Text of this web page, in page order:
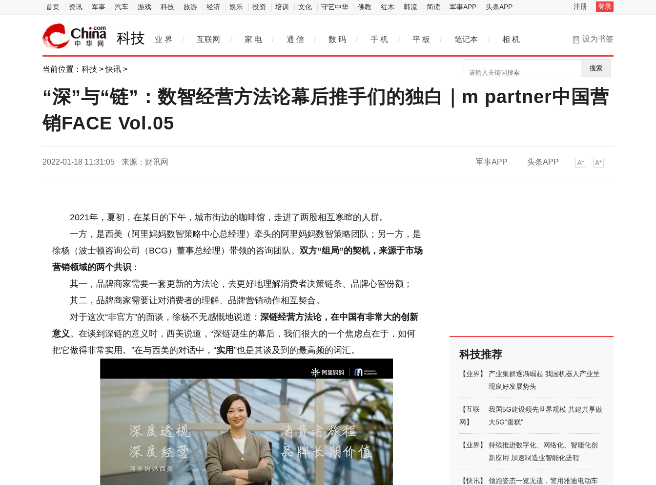
首页 资讯 军事 汽车 游戏 科技 旅游 经济 娱乐 投资 培训 文化 守艺中华 佛教 红木 韩流 简读 军事APP 头条APP 注册 登录
科技 设为书签
业 界 / 互联网 / 家 电 / 通 信 / 数 码 / 手 机 / 平 板 / 笔记本 / 相 机
当前位置： 科技 >快讯 > 搜索
“深”与“链”：数智经营方法论幕后推手们的独白｜m partner中国营
销FACE Vol.05
2022-01-18 11:31:05 来源：财讯网 军事APP 头条APP
2021年，夏初，在某日的下午，城市街边的咖啡馆，走进了两股相互寒暄的人群。
一方，是西美（阿里妈妈数智策略中心总经理）牵头的阿里妈妈数智策略团队；另一方，是
徐杨（波士顿咨询公司（BCG）董事总经理）带领的咨询团队。 双方“组局”的契机，来源于市场
营销领域的两个共识 ：
其一，品牌商家需要一套更新的方法论，去更好地理解消费者决策链条、品牌心智份额；
其二，品牌商家需要让对消费者的理解、品牌营销动作相互契合。
对于这次“非官方”的面谈，徐杨不无感慨地说道： 深链经营方法论，在中国有非常大的创新
意义。在谈到深链的意义时，西美说道，“深链诞生的幕后，我们很大的一个焦虑点在于，如何
把它做得非常实用。”在与西美的对话中，“实用”也是其谈及到的最高频的词汇。 科技推荐
【业界】
产业集群逐渐崛起 我国机器人产业呈
现良好发展势头
【互联
网 】
我国5G建设领先世界规模 共建共享做
大5G“蛋糕”
【业界】
持续推进数字化、网络化、智能化创
新应用 加速制造业智能化进程
【快讯】
领跑姿态一览无遗，警用雅迪电动车